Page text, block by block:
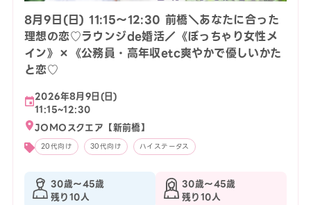
8月9日(日) 11:15〜12:30 前橋＼あなたに合った
理想の恋♡ラウンジde婚活／《ぽっちゃり女性メ
イン》×《公務員・高年収etc爽やかで優しいかた
と恋♡
2026年8月9日(日)
11:15~12:30
JOMOスクエア【新前橋】
20代向け 30代向け ハイステータス
30歳〜45歳
残り10人
30歳〜45歳
残り10人